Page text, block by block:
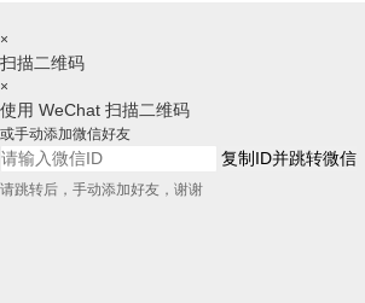
×
扫描二维码
×
使用 WeChat 扫描二维码
或手动添加微信好友
复制ID并跳转微信
请跳转后，手动添加好友，谢谢